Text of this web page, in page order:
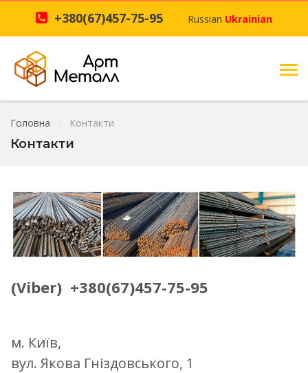
+380(67)457-75-95 Russian Ukrainian
Головна Контакти
Контакти
(Viber) +380(67)457-75-95
м. Київ,
вул. Якова Гніздовського, 1